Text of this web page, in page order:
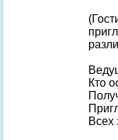
Кто
Всех